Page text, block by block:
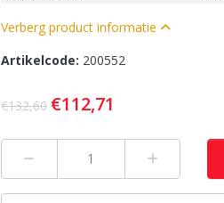
Verberg product informatie
Artikelcode: 200552
€132,60 €112,71